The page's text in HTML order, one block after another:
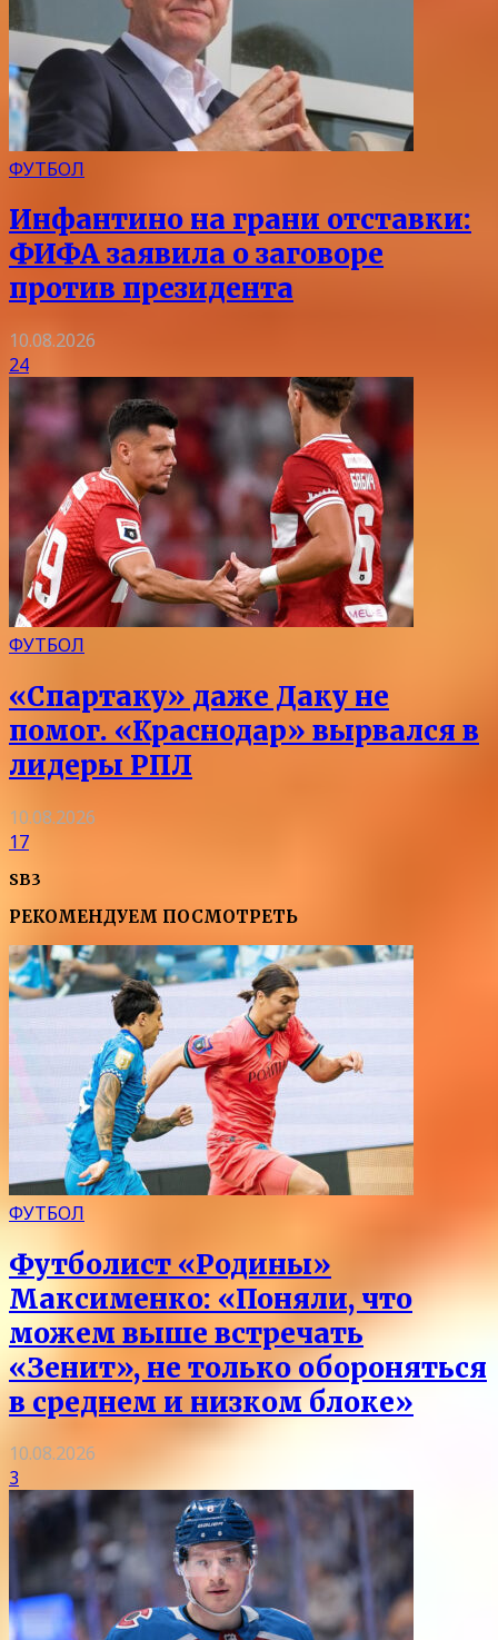
ФУТБОЛ
Инфантино на грани отставки:
ФИФА заявила о заговоре
против президента
10.08.2026
24
ФУТБОЛ
«Спартаку» даже Даку не
помог. «Краснодар» вырвался в
лидеры РПЛ
10.08.2026
17
SB3
РЕКОМЕНДУЕМ ПОСМОТРЕТЬ
ФУТБОЛ
Футболист «Родины»
Максименко: «Поняли, что
можем выше встречать
«Зенит», не только обороняться
в среднем и низком блоке»
10.08.2026
3